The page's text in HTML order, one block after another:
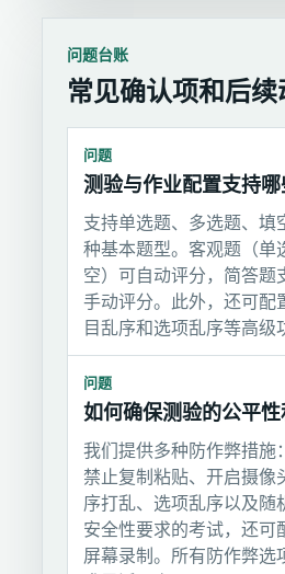
问题台账
常见确认项和后续
问题
测验与作业配置支持哪
支持单选题、多选题、填
种基本题型。客观题（单
空）可自动评分，简答题
手动评分。此外，还可配
目乱序和选项乱序等高级
问题
如何确保测验的公平性
我们提供多种防作弊措施
禁止复制粘贴、开启摄像
序打乱、选项乱序以及随
安全性要求的考试，还可
屏幕录制。所有防作弊选